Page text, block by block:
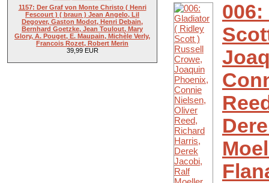
1157: Der Graf von Monte Christo ( Henri
Fescourt ) ( braun ) Jean Angelo, Lil
Degover, Gaston Modot, Henri Debain,
Bernhard Goetzke, Jean Toulout, Mary
Glory, A. Pouget, E. Maupain, Michèle Verly,
Francois Rozet, Robert Merin
39,99 EUR